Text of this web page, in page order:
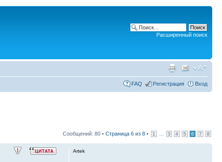
Расширенный поиск
FAQ Регистрация Вход
Сообщений: 80 • Страница 6 из 8 • 1 3 4 5 6 7 8
Artek